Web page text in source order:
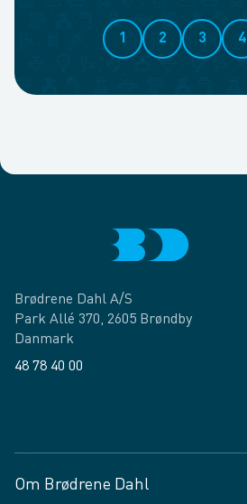
1 2 3 4
Brødrene Dahl A/S
Park Allé 370, 2605 Brøndby
Danmark
48 78 40 00
Om Brødrene Dahl